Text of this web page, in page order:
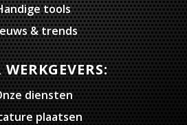
tools
& trends
diensten
plaatsen